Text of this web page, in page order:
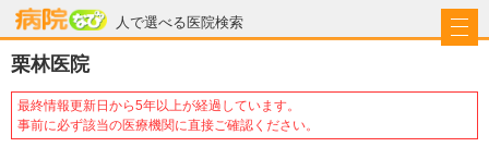
人で選べる医院検索
病院なび
栗林医院
最終情報更新日から5年以上が経過しています。
事前に必ず該当の医療機関に直接ご確認ください。